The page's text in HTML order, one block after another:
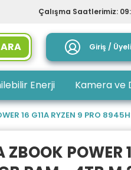
Çalışma Saatlerimiz:
ARA Giriş /
Enerji Kamera ve
16 G11A RYZEN 9 PRO
POWER